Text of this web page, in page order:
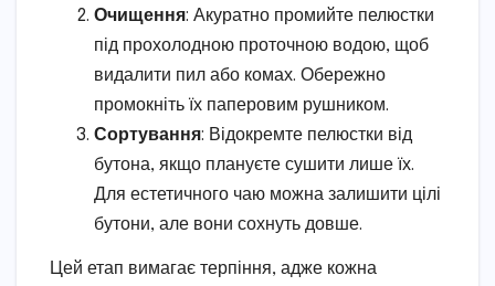
Очищення: Акуратно промийте пелюстки
під прохолодною проточною водою, щоб
видалити пил або комах. Обережно
промокніть їх паперовим рушником.
Сортування: Відокремте пелюстки від
бутона, якщо плануєте сушити лише їх.
Для естетичного чаю можна залишити цілі
бутони, але вони сохнуть довше.
Цей етап вимагає терпіння, адже кожна